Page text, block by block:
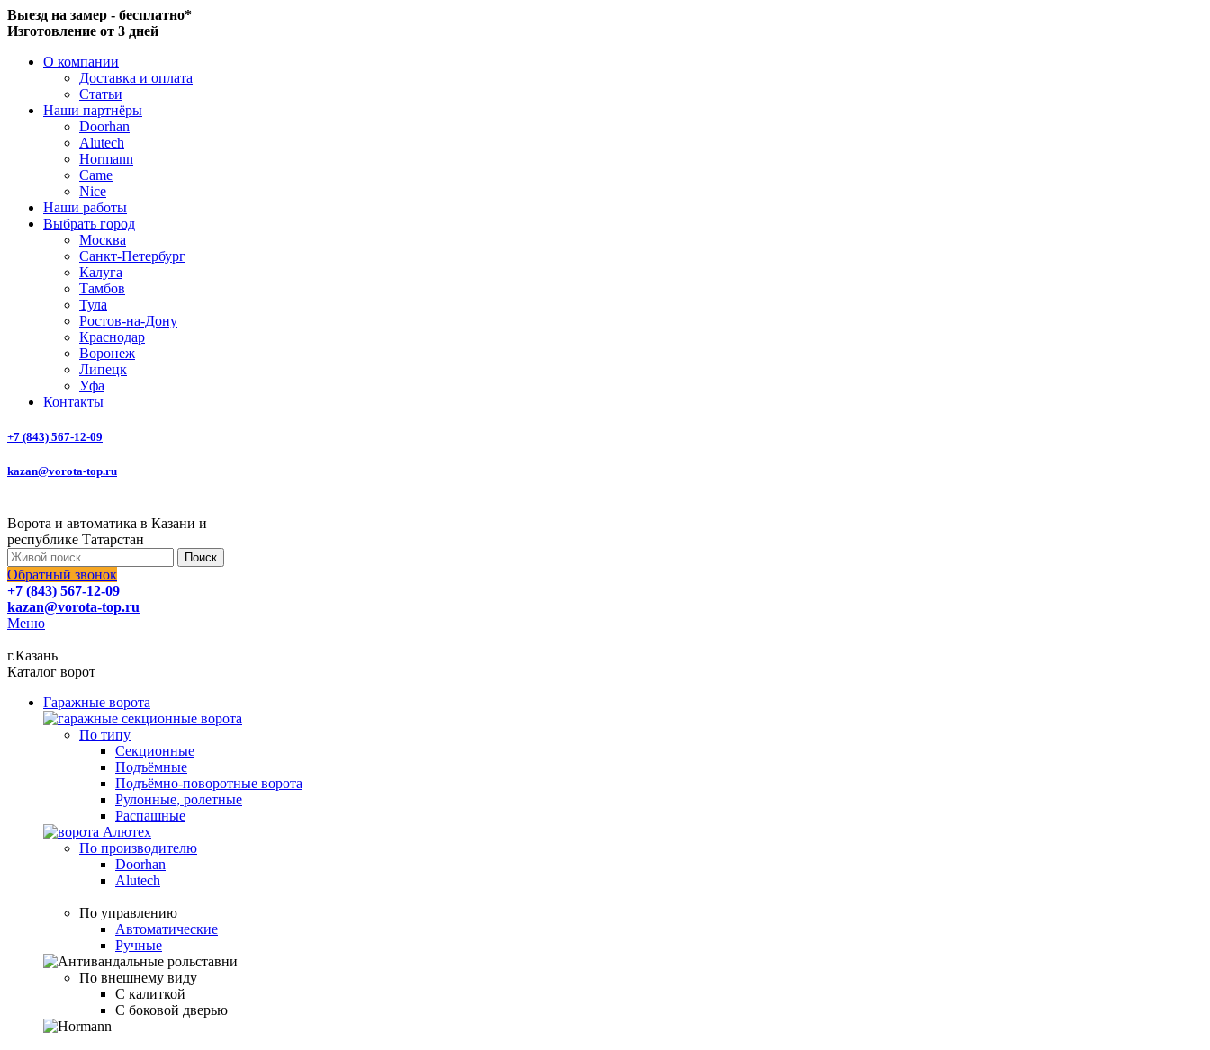
Выезд на замер - бесплатно*
Изготовление от 3 дней
О компании
Доставка и оплата
Статьи
Наши партнёры
Doorhan
Alutech
Hormann
Came
Nice
Наши работы
Выбрать город
Москва
Санкт-Петербург
Калуга
Тамбов
Тула
Ростов-на-Дону
Краснодар
Воронеж
Липецк
Уфа
Контакты
+7 (843) 567-12-09
kazan@vorota-top.ru
Ворота и автоматика в Казани и
республике Татарстан
Поиск
Обратный звонок
+7 (843) 567-12-09
kazan@vorota-top.ru
Меню
г.Казань
Каталог ворот
Гаражные ворота
По типу
Секционные
Подъёмные
Подъёмно-поворотные ворота
Рулонные, ролетные
Распашные
По производителю
Doorhan
Alutech
По управлению
Автоматические
Ручные
По внешнему виду
С калиткой
С боковой дверью